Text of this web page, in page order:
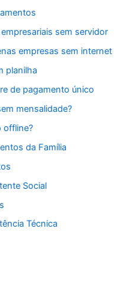
sem servidor
empresas sem internet
planilha
de pagamento único
mensalidade?
offline?
da Família
Social
Técnica